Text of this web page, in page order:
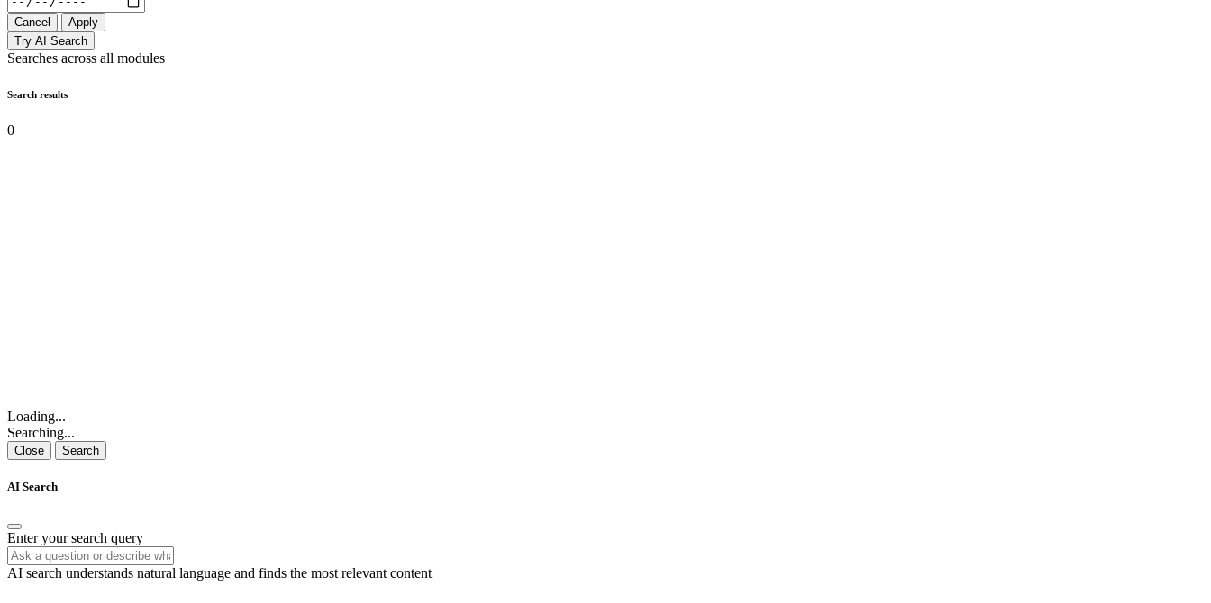
Cancel
Apply
Try AI Search
Searches across all modules
Search results
0
Loading...
Searching...
Close Search
AI Search
Enter your search query
AI search understands natural language and finds the most relevant content